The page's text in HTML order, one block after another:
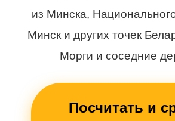
из Минска,
Минск и других точек
Морги и соседние
Посчитать и